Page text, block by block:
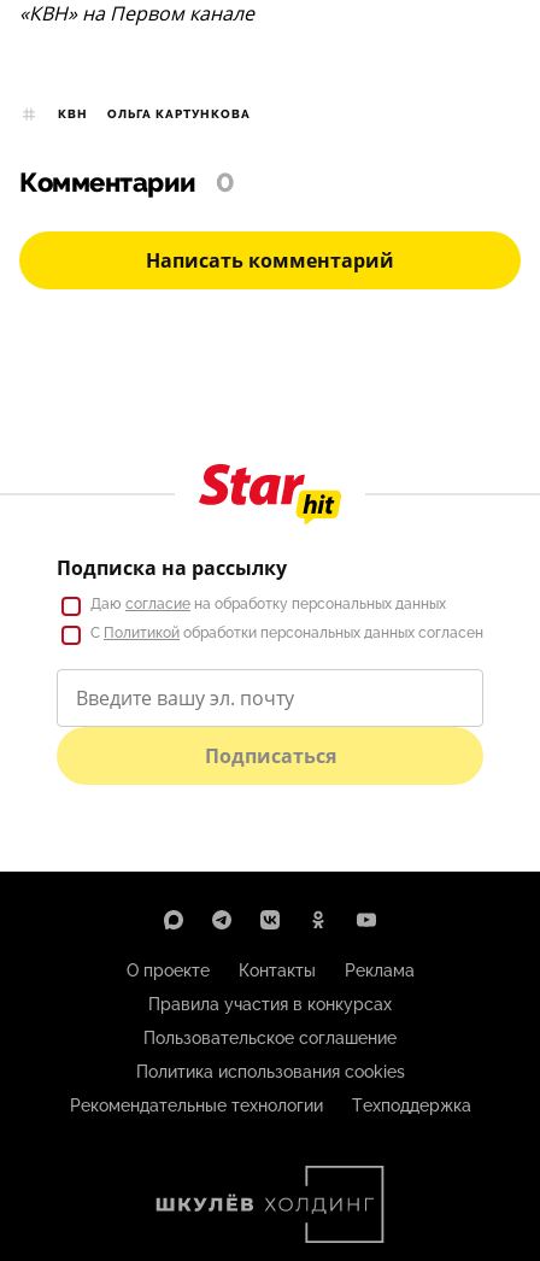
«КВН» на Первом канале
КВН ОЛЬГА КАРТУНКОВА
Комментарии 0
Написать комментарий
Подписка на рассылку
Даю согласие на обработку персональных данных
С Политикой обработки персональных данных согласен
Подписаться
О проекте Контакты
Реклама
Правила участия в конкурсах
Пользовательское соглашение
Политика использования cookies
Рекомендательные технологии
Техподдержка